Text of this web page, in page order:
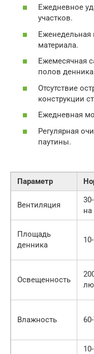
Ежедневное
участков.
Еженедельная
материала.
Ежемесячная
полов
Отсутствие
конструкции
Ежедневная
Регулярная
паутины.
Параметр
Вентиляция
на
Площадь
денника
Освещенность
Влажность